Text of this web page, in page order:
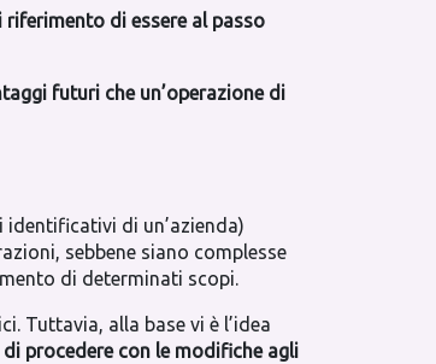
di essere al passo
futuri che un’operazione di
di un’azienda)
sebbene siano complesse
di determinati scopi.
Tuttavia, alla base vi è l’idea
procedere con le modifiche agli